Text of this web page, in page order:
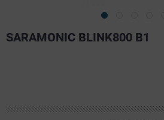
SARAMONIC BLINK800 B1